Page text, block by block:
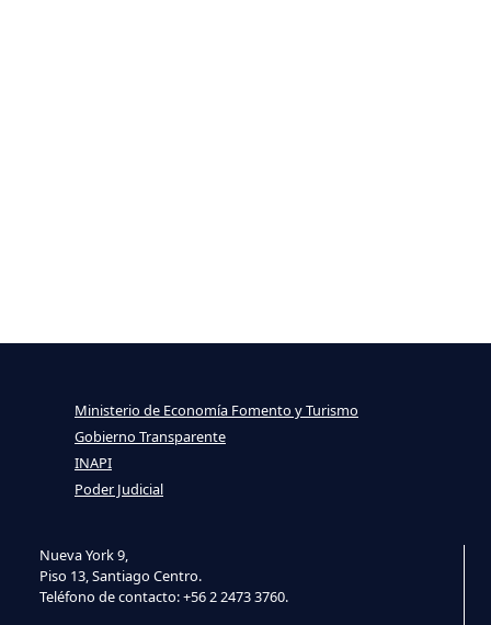
Nueva York 9,
Piso 13, Santiago Centro.
Teléfono de contacto: +56 2 2473 3760.
Ministerio de Economía Fomento y Turismo
Gobierno Transparente
INAPI
Poder Judicial